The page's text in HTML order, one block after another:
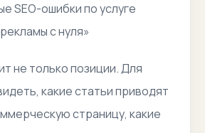
SEO-ошибки по услуге
с нуля»
не только позиции. Для
какие статьи приводят
страницу, какие